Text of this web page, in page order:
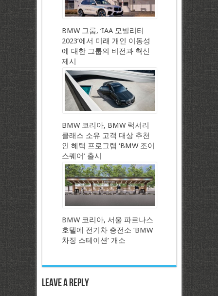
BMW 그룹, ‘IAA 모빌리티
2023’에서 미래 개인 이동성
에 대한 그룹의 비전과 혁신
제시
BMW 코리아, BMW 럭셔리
클래스 소유 고객 대상 추천
인 혜택 프로그램 ‘BMW 조이
스퀘어’ 출시
BMW 코리아, 서울 파르나스
호텔에 전기차 충전소 ‘BMW
차징 스테이션’ 개소
Leave a Reply